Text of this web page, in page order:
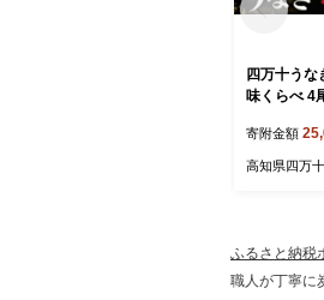
四万十うな
味くらべ 4
大 たれ付き
鰻 ウナギ
寄附金額
高知県四万
ふるさと納税
職人が丁寧に